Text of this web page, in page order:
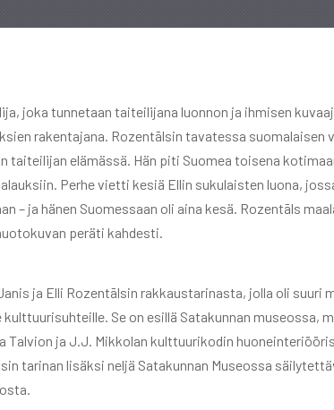
joka tunnetaan taiteilijana luonnon ja ihmisen
rakentajana. Rozentālsin tavatessa suomalaisen
taiteilijan elämässä. Hän piti Suomea toisena
Perhe vietti kesiä Ellin sukulaisten luona,
– ja hänen Suomessaan oli aina kesä. Rozentāls
peräti kahdesti.
ja Elli Rozentālsin rakkaustarinasta, jolla oli suuri
Se on esillä Satakunnan museossa,
ja J.J. Mikkolan kulttuurikodin
tarinan lisäksi neljä Satakunnan Museossa